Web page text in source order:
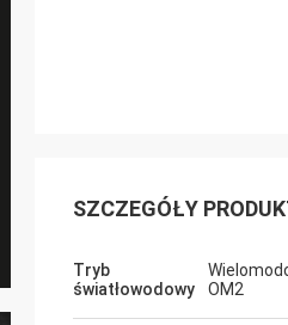
SZCZEGÓŁY
Tryb
światłowodowy
OM2